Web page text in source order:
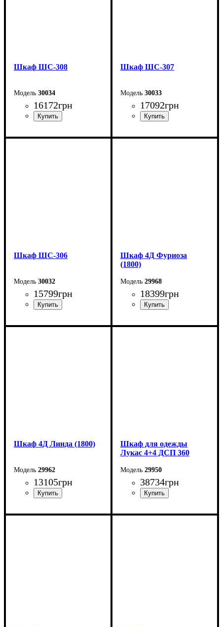
Шкаф ШС-308
30034
16172грн
Ширина: 150 см
Шкаф ШС-307
30033
17092грн
Ширина: 150 см
Шкаф ШС-306
30032
15799грн
Ширина: 150 см
Шкаф 4Д Фуриоза
(1800)
29968
18399грн
Ширина: 180 см
Шкаф 4Д Линда (1800)
29962
13105грн
Ширина: 180 см
Шкаф для одежды
Лукас 4+4 ДСП 360
29950
38734грн
Ширина: 360 см